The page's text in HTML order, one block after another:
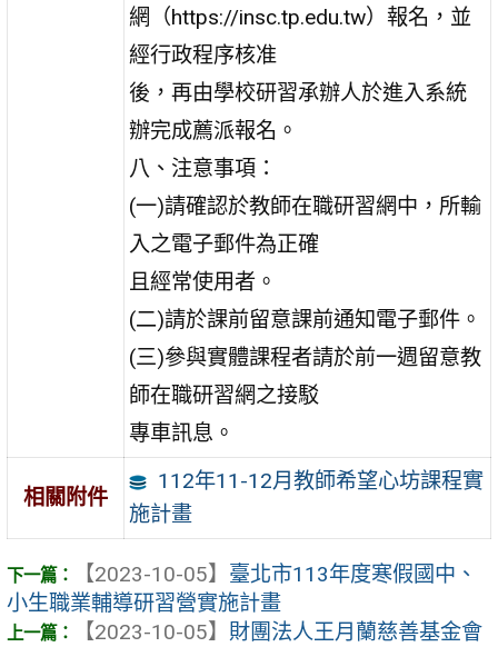
網（https://insc.tp.edu.tw）報名，並
經行政程序核准
後，再由學校研習承辦人於進入系統
辦完成薦派報名。
八、注意事項：
(一)請確認於教師在職研習網中，所輸
入之電子郵件為正確
且經常使用者。
(二)請於課前留意課前通知電子郵件。
(三)參與實體課程者請於前一週留意教
師在職研習網之接駁
專車訊息。
相關附件
112年11-12月教師希望心坊課程實
施計畫
【2023-10-05】 臺北市113年度寒假國中、
小生職業輔導研習營實施計畫
【2023-10-05】 財團法人王月蘭慈善基金會